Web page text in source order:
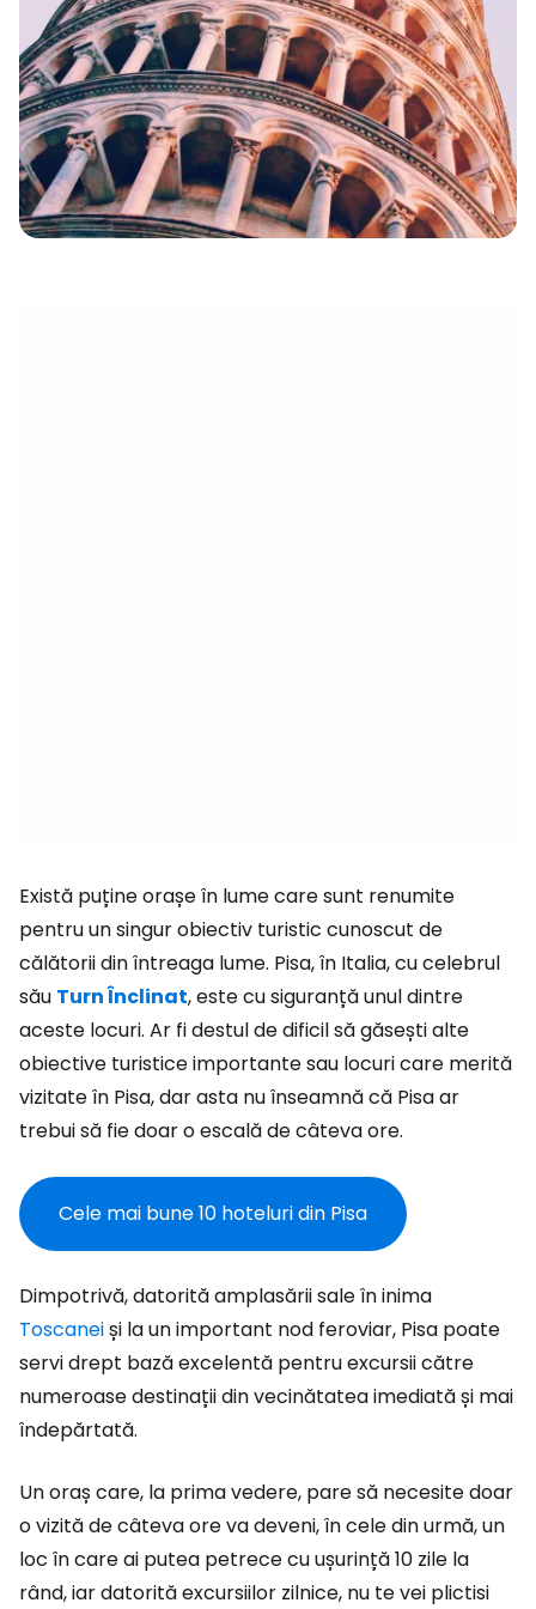
Există puține orașe în lume care sunt renumite
pentru un singur obiectiv turistic cunoscut de
călătorii din întreaga lume. Pisa, în Italia, cu celebrul
său Turn Înclinat, este cu siguranță unul dintre
aceste locuri. Ar fi destul de dificil să găsești alte
obiective turistice importante sau locuri care merită
vizitate în Pisa, dar asta nu înseamnă că Pisa ar
trebui să fie doar o escală de câteva ore.
Cele mai bune 10 hoteluri din Pisa
Dimpotrivă, datorită amplasării sale în inima
Toscaneiși la un important nod feroviar, Pisa poate
servi drept bază excelentă pentru excursii către
numeroase destinații din vecinătatea imediată și mai
îndepărtată.
Un oraș care, la prima vedere, pare să necesite doar
o vizită de câteva ore va deveni, în cele din urmă, un
loc în care ai putea petrece cu ușurință 10 zile la
rând, iar datorită excursiilor zilnice, nu te vei plictisi